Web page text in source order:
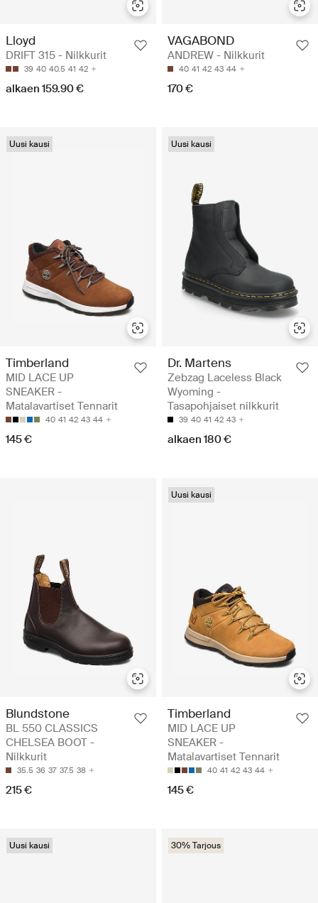
Lloyd
DRIFT 315 - Nilkkurit
39 40 40.5 41 42
alkaen 159.90 €
VAGABOND
ANDREW - Nilkkurit
40 41 42 43 44
170 €
Uusi kausi
Timberland
MID LACE UP
SNEAKER -
Matalavartiset Tennarit
40 41 42 43 44
145 €
Uusi kausi
Dr. Martens
Zebzag Laceless Black
Wyoming -
Tasapohjaiset nilkkurit
39 40 41 42 43
alkaen 180 €
Blundstone
BL 550 CLASSICS
CHELSEA BOOT -
Nilkkurit
35.5 36 37 37.5 38
215 €
Uusi kausi
Timberland
MID LACE UP
SNEAKER -
Matalavartiset Tennarit
40 41 42 43 44
145 €
Uusi kausi 30% Tarjous